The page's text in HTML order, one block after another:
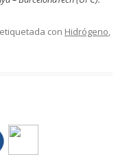
con Hidrógeno,